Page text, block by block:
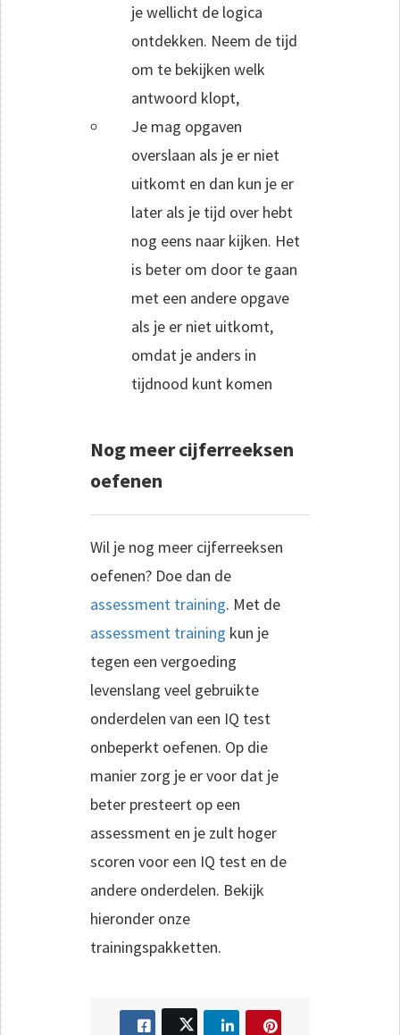
je wellicht de logica
ontdekken. Neem de tijd
om te bekijken welk
antwoord klopt,
Je mag opgaven
overslaan als je er niet
uitkomt en dan kun je er
later als je tijd over hebt
nog eens naar kijken. Het
is beter om door te gaan
met een andere opgave
als je er niet uitkomt,
omdat je anders in
tijdnood kunt komen
Nog meer cijferreeksen
oefenen
Wil je nog meer cijferreeksen
oefenen? Doe dan de
assessment training. Met de
assessment training kun je
tegen een vergoeding
levenslang veel gebruikte
onderdelen van een IQ test
onbeperkt oefenen. Op die
manier zorg je er voor dat je
beter presteert op een
assessment en je zult hoger
scoren voor een IQ test en de
andere onderdelen. Bekijk
hieronder onze
trainingspakketten.